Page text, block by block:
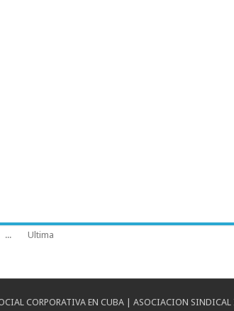
... Ultima
CORPORATIVA EN CUBA | ASOCIACION SINDICAL